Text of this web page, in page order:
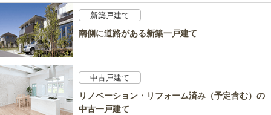
新築戸建て
南側に道路がある新築一戸建て
中古戸建て
リノベーション・リフォーム済み（予定含む）の
中古一戸建て